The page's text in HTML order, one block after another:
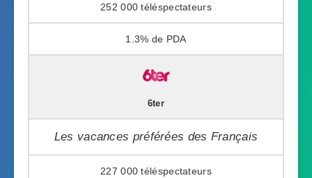
252 000
1.3%
6ter
Les vacances préférées des Français
227 000